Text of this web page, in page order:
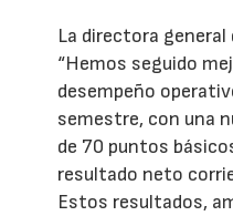
La directora general
“Hemos seguido
desempeño
semestre, con una
de 70 puntos
resultado neto
Estos resultados,